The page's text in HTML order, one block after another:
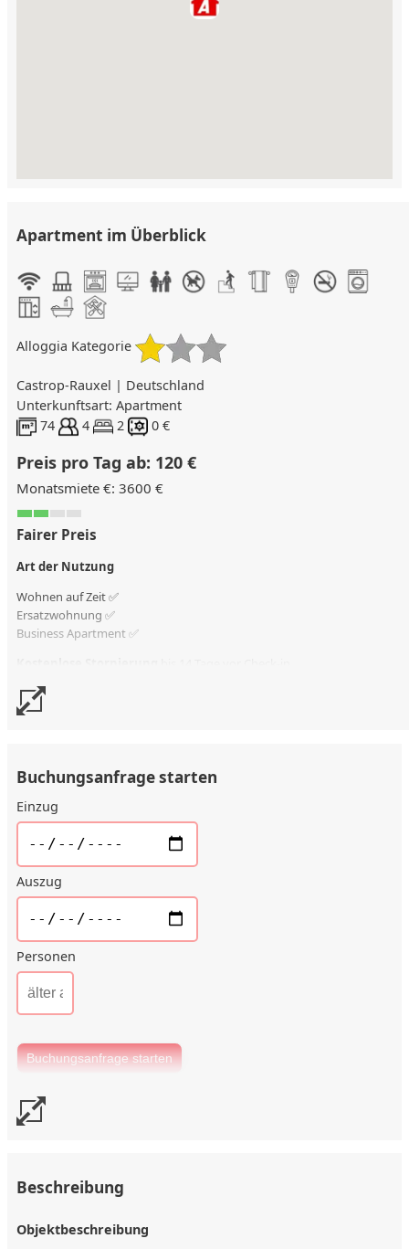
Apartment im Überblick
Alloggia Kategorie
Castrop-Rauxel | Deutschland
Unterkunftsart: Apartment
74
4 2 0 €
Preis pro Tag ab: 120 €
Monatsmiete €: 3600 €
Fairer Preis
Art der Nutzung
Wohnen auf Zeit ✅
Ersatzwohnung ✅
Business Apartment ✅
Buchungsanfrage starten
Einzug
Auszug
Personen
Beschreibung
Objektbeschreibung